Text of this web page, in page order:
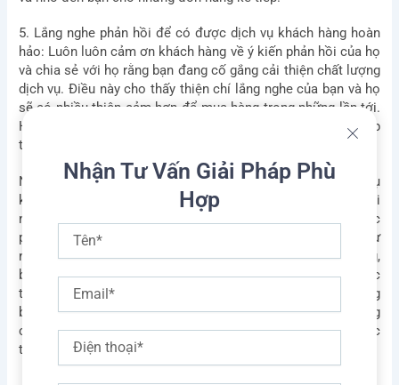
5. Lắng nghe ​​phản hồi để có được dịch vụ khách hàng hoàn
hảo: Luôn luôn cảm ơn khách hàng về ý kiến ​​phản hồi của họ
và chia sẻ với họ rằng bạn đang cố gắng cải thiện chất lượng
dịch vụ. Điều này cho thấy thiện chí lắng nghe của bạn và họ
sẽ có nhiều thiện cảm hơn để mua hàng trong những lần tới.
Hoặc, bạn có thể tặng họ một mã giảm giá cho lần mua tiếp
theo.
Nhưng Bellsystem24-Vietnam hiểu rằng, để nâng tầm dịch vụ
khách hàng đạt đến chuyên nghiệp và có thể sản sinh ra lợi
nhuận trong thời đại hiện nay, không thể trông chờ vào các
phương pháp thủ công, mà cần có nghiên cứu và đầu tư
nghiêm túc vào các công nghệ tiên tiến. Hãy tưởng tượng,
bạn có 10.000 khách hàng cần phục vụ và tất cả chỉ được
triển khai qua những hình thức kiểm tra thông tin thủ công
bằng file Excel hoặc gọi điện thoại cho khách hàng bằng
cách bấm số thủ công trên di động. Thật bất khả thi hoặc
tốn quá nhiều nguồn lực phải không?
Nhận Tư Vấn Giải Pháp Phù
Hợp
thoại